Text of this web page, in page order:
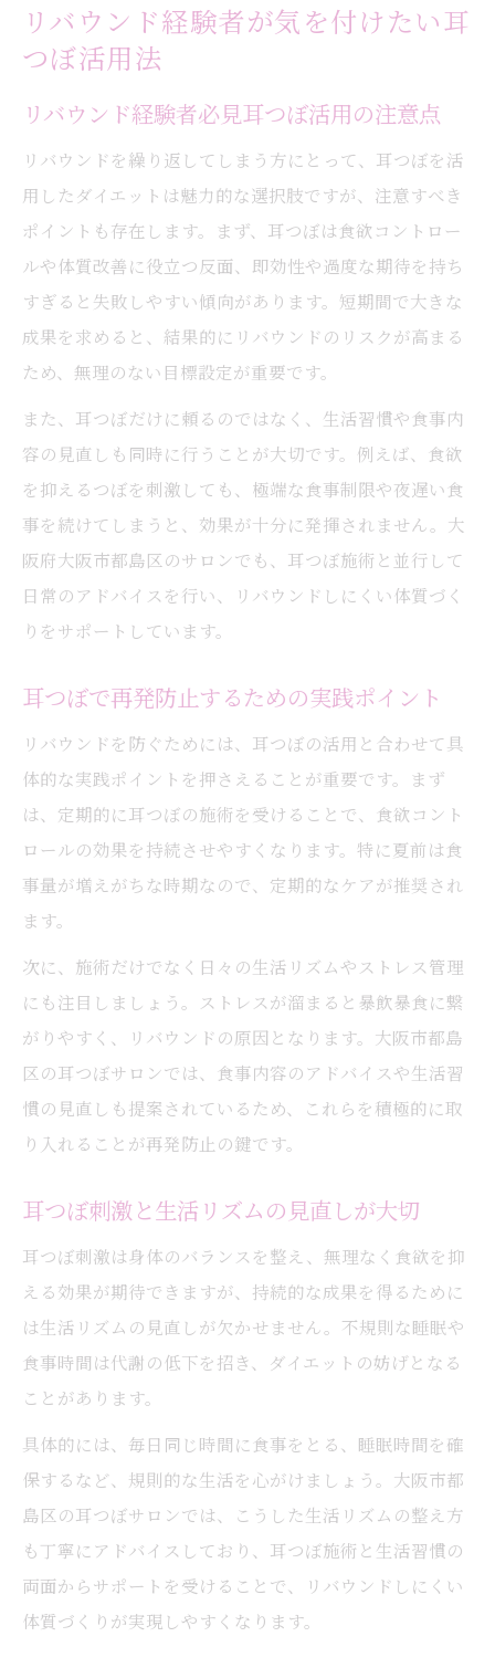
リバウンド経験者が気を付けたい耳
つぼ活用法
リバウンド経験者必見耳つぼ活用の注意点
リバウンドを繰り返してしまう方にとって、耳つぼを活
用したダイエットは魅力的な選択肢ですが、注意すべき
ポイントも存在します。まず、耳つぼは食欲コントロー
ルや体質改善に役立つ反面、即効性や過度な期待を持ち
すぎると失敗しやすい傾向があります。短期間で大きな
成果を求めると、結果的にリバウンドのリスクが高まる
ため、無理のない目標設定が重要です。
また、耳つぼだけに頼るのではなく、生活習慣や食事内
容の見直しも同時に行うことが大切です。例えば、食欲
を抑えるつぼを刺激しても、極端な食事制限や夜遅い食
事を続けてしまうと、効果が十分に発揮されません。大
阪府大阪市都島区のサロンでも、耳つぼ施術と並行して
日常のアドバイスを行い、リバウンドしにくい体質づく
りをサポートしています。
耳つぼで再発防止するための実践ポイント
リバウンドを防ぐためには、耳つぼの活用と合わせて具
体的な実践ポイントを押さえることが重要です。まず
は、定期的に耳つぼの施術を受けることで、食欲コント
ロールの効果を持続させやすくなります。特に夏前は食
事量が増えがちな時期なので、定期的なケアが推奨され
ます。
次に、施術だけでなく日々の生活リズムやストレス管理
にも注目しましょう。ストレスが溜まると暴飲暴食に繋
がりやすく、リバウンドの原因となります。大阪市都島
区の耳つぼサロンでは、食事内容のアドバイスや生活習
慣の見直しも提案されているため、これらを積極的に取
り入れることが再発防止の鍵です。
耳つぼ刺激と生活リズムの見直しが大切
耳つぼ刺激は身体のバランスを整え、無理なく食欲を抑
える効果が期待できますが、持続的な成果を得るために
は生活リズムの見直しが欠かせません。不規則な睡眠や
食事時間は代謝の低下を招き、ダイエットの妨げとなる
ことがあります。
具体的には、毎日同じ時間に食事をとる、睡眠時間を確
保するなど、規則的な生活を心がけましょう。大阪市都
島区の耳つぼサロンでは、こうした生活リズムの整え方
も丁寧にアドバイスしており、耳つぼ施術と生活習慣の
両面からサポートを受けることで、リバウンドしにくい
体質づくりが実現しやすくなります。